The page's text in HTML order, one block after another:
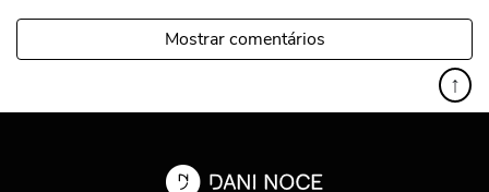
Mostrar comentários
↑